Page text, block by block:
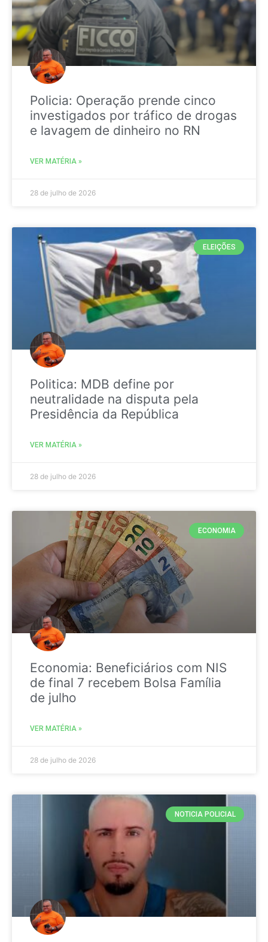
Policia: Operação prende cinco
investigados por tráfico de drogas
e lavagem de dinheiro no RN
VER MATÉRIA »
28 de julho de 2026
ELEIÇÕES
Politica: MDB define por
neutralidade na disputa pela
Presidência da República
VER MATÉRIA »
28 de julho de 2026
ECONOMIA
Economia: Beneficiários com NIS
de final 7 recebem Bolsa Família
de julho
VER MATÉRIA »
28 de julho de 2026
NOTICIA POLICIAL